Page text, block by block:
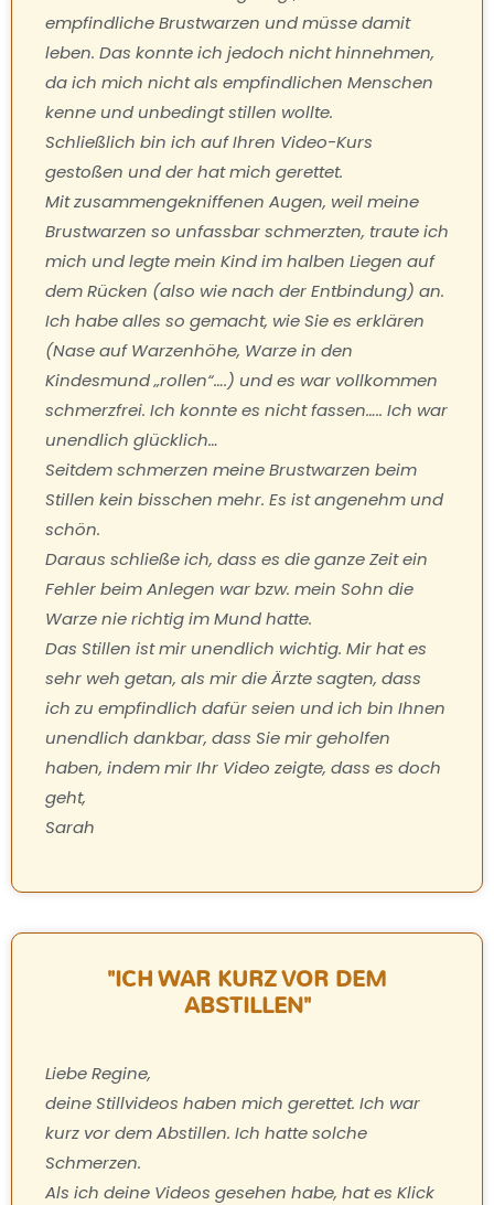
empfindliche Brustwarzen und müsse damit
leben. Das konnte ich jedoch nicht hinnehmen,
da ich mich nicht als empfindlichen Menschen
kenne und unbedingt stillen wollte.
Schließlich bin ich auf Ihren Video-Kurs
gestoßen und der hat mich gerettet.
Mit zusammengekniffenen Augen, weil meine
Brustwarzen so unfassbar schmerzten, traute ich
mich und legte mein Kind im halben Liegen auf
dem Rücken (also wie nach der Entbindung) an.
Ich habe alles so gemacht, wie Sie es erklären
(Nase auf Warzenhöhe, Warze in den
Kindesmund „rollen“….) und es war vollkommen
schmerzfrei. Ich konnte es nicht fassen….. Ich war
unendlich glücklich…
Seitdem schmerzen meine Brustwarzen beim
Stillen kein bisschen mehr. Es ist angenehm und
schön.
Daraus schließe ich, dass es die ganze Zeit ein
Fehler beim Anlegen war bzw. mein Sohn die
Warze nie richtig im Mund hatte.
Das Stillen ist mir unendlich wichtig. Mir hat es
sehr weh getan, als mir die Ärzte sagten, dass
ich zu empfindlich dafür seien und ich bin Ihnen
unendlich dankbar, dass Sie mir geholfen
haben, indem mir Ihr Video zeigte, dass es doch
geht,
Sarah
"ICH WAR KURZ VOR DEM
ABSTILLEN"
Liebe Regine,
deine Stillvideos haben mich gerettet. Ich war
kurz vor dem Abstillen. Ich hatte solche
Schmerzen.
Als ich deine Videos gesehen habe, hat es Klick